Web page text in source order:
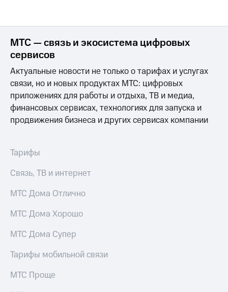
Тарифы
Интернет,
ТВ и телефон
для дома
Услуги
Акции
Домашний
ТВ
Перейти
в МТС
со своим
номером
Поддержка
и подписки
Акции
Видеонаблюдение
для дома
149 ₽/
мес
МТС
интернета,
фильмы,
и многое
группа
Скидка
общие
подписки
МТС — связь и экосистема цифровых
сервисов
Актуальные новости не только о тарифах и услугах
связи, но и новых продуктах МТС: цифровых
приложениях для работы и отдыха, ТВ и медиа,
финансовых сервисах, технологиях для запуска и
продвижения бизнеса и других сервисах компании
Тарифы
Связь, ТВ и интернет
МТС Дома Отлично
МТС Дома Хорошо
МТС Дома Супер
Тарифы мобильной связи
МТС Проще